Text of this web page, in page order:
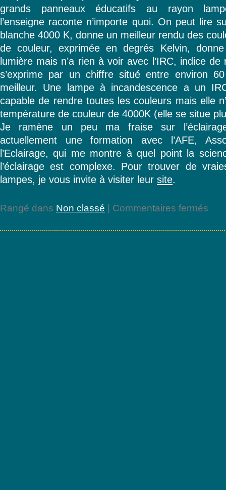
grands panneaux éducatifs au rayon
l’enseigne raconte n’importe quoi. On peut lire
blanche 4000 K, donne un meilleur rendu des
de couleur, exprimée en degrés Kelvin,
lumière mais n’a rien à voir avec l’IRC, indice
s’exprime par un chiffre situé entre environ
meilleur. Une lampe à incandescence a un
capable de rendre toutes les couleurs mais elle
température de couleur de 4000K (elle se situe
Je ramène un peu ma fraise sur
actuellement une formation avec l’AFE,
l’Eclairage, qui me montre à quel point la
l’éclairage est complexe. Pour trouver de
lampes, je vous invite à visiter leur site.
Rangé dans Non classé | Commentaires fermés